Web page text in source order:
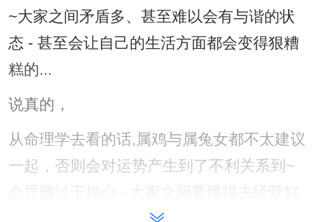
~大家之间矛盾多、甚至难以会有与谐的状
态 - 甚至会让自己的生活方面都会变得狠糟
糕的...
说真的，
从命理学去看的话,属鸡与属兔女都不太建议
一起，否则会对运势产生到了不利关系到~